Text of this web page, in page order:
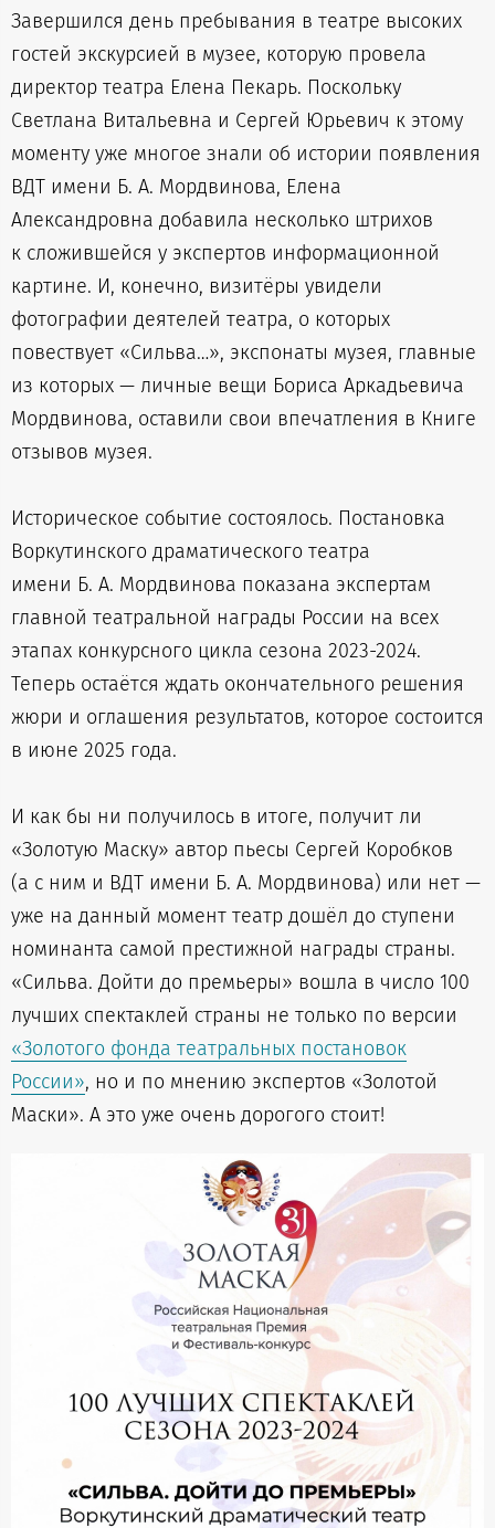
Завершился день пребывания в театре высоких
гостей экскурсией в музее, которую провела
директор театра Елена Пекарь. Поскольку
Светлана Витальевна и Сергей Юрьевич к этому
моменту уже многое знали об истории появления
ВДТ имени Б. А. Мордвинова, Елена
Александровна добавила несколько штрихов
к сложившейся у экспертов информационной
картине. И, конечно, визитёры увидели
фотографии деятелей театра, о которых
повествует «Сильва…», экспонаты музея, главные
из которых — личные вещи Бориса Аркадьевича
Мордвинова, оставили свои впечатления в Книге
отзывов музея.
Историческое событие состоялось. Постановка
Воркутинского драматического театра
имени Б. А. Мордвинова показана экспертам
главной театральной награды России на всех
этапах конкурсного цикла сезона 2023-2024.
Теперь остаётся ждать окончательного решения
жюри и оглашения результатов, которое состоится
в июне 2025 года.
И как бы ни получилось в итоге, получит ли
«Золотую Маску» автор пьесы Сергей Коробков
(а с ним и ВДТ имени Б. А. Мордвинова) или нет —
уже на данный момент театр дошёл до ступени
номинанта самой престижной награды страны.
«Сильва. Дойти до премьеры» вошла в число 100
лучших спектаклей страны не только по версии
«Золотого фонда театральных постановок
России», но и по мнению экспертов «Золотой
Маски». А это уже очень дорогого стоит!